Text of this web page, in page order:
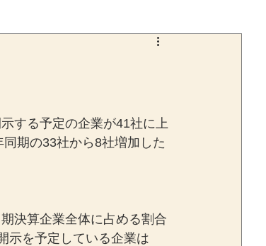
する予定の企業が41社に上
期の33社から8社増加した
決算企業全体に占める割合
示を予定している企業は